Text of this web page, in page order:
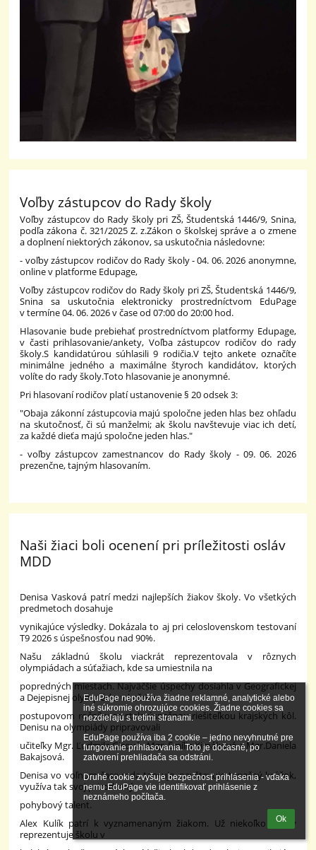
EduPage nepoužíva žiadne reklamné, analytické alebo
iné súkromie ohrozujúce cookies. Žiadne cookies sa
nezdieľajú s tretími stranami.
EduPage používa iba 2 cookie – jedno nevyhnutné pre
fungovanie prihlasovania. Toto je dočasné, po
zatvorení prehliadača sa odstráni.
Druhé cookie zvyšuje bezpečnosť prihlásenia - vďaka
nemu EduPage vie identifikovať prihlásenie z
neznámeho počítača.
Ok
Voľby zástupcov do Rady školy
Voľby zástupcov do Rady školy pri ZŠ, Študentská 1446/9, Snina,
podľa zákona č. 321/2025 Z. z.Zákon o školskej správe a o zmene
a doplnení niektorých zákonov, sa uskutočnia následovne:
- voľby zástupcov rodičov do Rady školy - 04. 06. 2026 anonymne,
online v platforme Edupage,
Voľby zástupcov rodičov do Rady školy pri ZŠ, Študentská 1446/9,
Snina sa uskutočnia elektronicky prostredníctvom EduPage
v termíne 04. 06. 2026 v čase od 07:00 do 20:00 hod.
Hlasovanie bude prebiehať prostredníctvom platformy Edupage,
v časti prihlasovanie/ankety, Voľba zástupcov rodičov do rady
školy.S kandidatúrou súhlasili 9 rodičia.V tejto ankete označíte
minimálne jedného a maximálne štyroch kandidátov, ktorých
volíte do rady školy.Toto hlasovanie je anonymné.
Pri hlasovaní rodičov platí ustanovenie § 20 odsek 3:
"Obaja zákonní zástupcovia majú spoločne jeden hlas bez ohľadu
na skutočnosť, či sú manželmi; ak školu navštevuje viac ich detí,
za každé dieťa majú spoločne jeden hlas."
- voľby zástupcov zamestnancov do Rady školy - 09. 06. 2026
prezenčne, tajným hlasovaním.
Naši žiaci boli ocenení pri príležitosti osláv
MDD
Denisa Vasková patrí medzi najlepších žiakov školy. Vo všetkých
predmetoch dosahuje
vynikajúce výsledky. Dokázala to aj pri celoslovenskom testovaní
T9 2026 s úspešnosťou nad 90%.
Našu základnú školu viackrát reprezentovala v rôznych
olympiádach a súťažiach, kde sa umiestnila na
popredných miestach. Najväčšie úspechy dosiahla v Geografickej
a Dejepisnej olympiáde, v každom
postupovom ročníku sa stala úspešnou riešiteľkou krajských kôl.
Denisu na olympiády pripravovali
učiteľky Mgr. Ľudmila Gicová , Mgr. Emília Kimáková a Mgr.Daniela
Bakajsová.
Denisa vo voľnom čase rada tancuje, navštevuje tanečný krúžok,
využíva tak svoj prirodzený
pohybový talent.
Alex Kulík patrí k vyznamenaným žiakom. Už niekoľko rokov
reprezentuje školu v